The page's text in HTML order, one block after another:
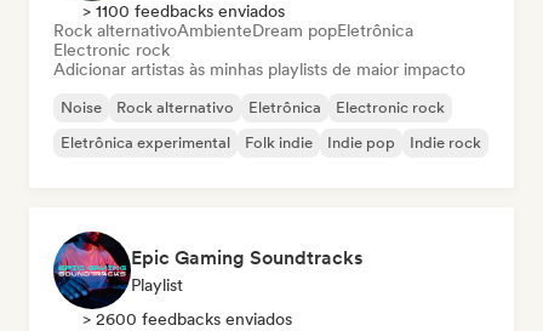
> 1100 feedbacks enviados
Rock alternativoAmbienteDream popEletrônica
Electronic rock
Adicionar artistas às minhas playlists de maior impacto
Noise Rock alternativo Eletrônica
Electronic rock
Eletrônica experimental
Folk indie Indie pop Indie rock
Epic Gaming Soundtracks
Playlist
> 2600 feedbacks enviados